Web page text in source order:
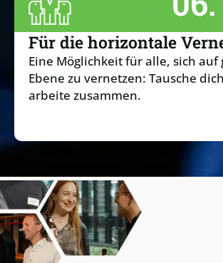
Für die horizontale
Eine Möglichkeit für alle, sich auf
Ebene zu vernetzen: Tausche
arbeite zusammen.